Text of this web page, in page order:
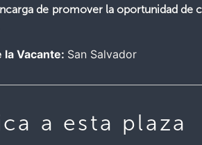
de promover la oportunidad
la Vacante: San Salvador
a esta plaza